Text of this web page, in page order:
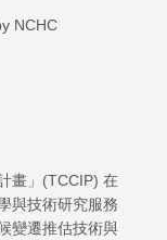
NCHC
畫」(TCCIP) 在
與技術研究服務
變遷推估技術與